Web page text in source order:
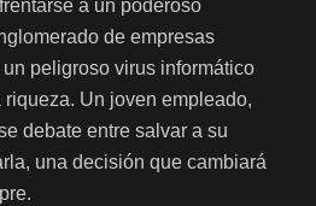
a un poderoso
de empresas
peligroso virus informático
Un joven empleado,
debate entre salvar a su
una decisión que cambiará